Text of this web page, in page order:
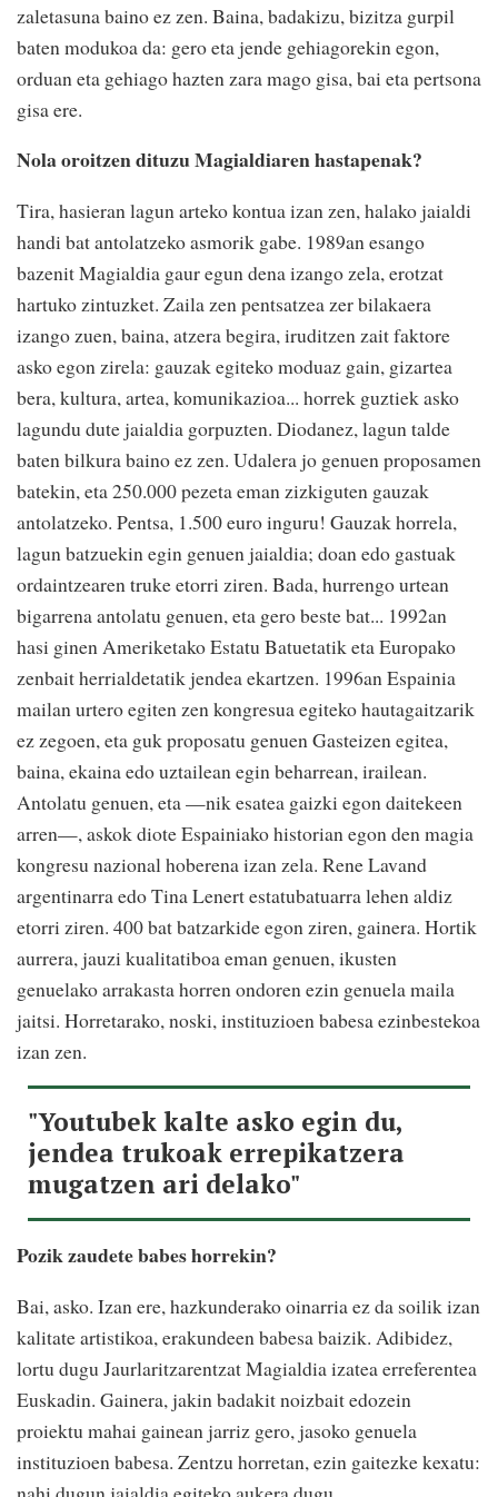
zaletasuna baino ez zen. Baina, badakizu, bizitza gurpil
baten modukoa da: gero eta jende gehiagorekin egon,
orduan eta gehiago hazten zara mago gisa, bai eta pertsona
gisa ere.
Nola oroitzen dituzu Magialdiaren hastapenak?
Tira, hasieran lagun arteko kontua izan zen, halako jaialdi
handi bat antolatzeko asmorik gabe. 1989an esango
bazenit Magialdia gaur egun dena izango zela, erotzat
hartuko zintuzket. Zaila zen pentsatzea zer bilakaera
izango zuen, baina, atzera begira, iruditzen zait faktore
asko egon zirela: gauzak egiteko moduaz gain, gizartea
bera, kultura, artea, komunikazioa... horrek guztiek asko
lagundu dute jaialdia gorpuzten. Diodanez, lagun talde
baten bilkura baino ez zen. Udalera jo genuen proposamen
batekin, eta 250.000 pezeta eman zizkiguten gauzak
antolatzeko. Pentsa, 1.500 euro inguru! Gauzak horrela,
lagun batzuekin egin genuen jaialdia; doan edo gastuak
ordaintzearen truke etorri ziren. Bada, hurrengo urtean
bigarrena antolatu genuen, eta gero beste bat... 1992an
hasi ginen Ameriketako Estatu Batuetatik eta Europako
zenbait herrialdetatik jendea ekartzen. 1996an Espainia
mailan urtero egiten zen kongresua egiteko hautagaitzarik
ez zegoen, eta guk proposatu genuen Gasteizen egitea,
baina, ekaina edo uztailean egin beharrean, irailean.
Antolatu genuen, eta —nik esatea gaizki egon daitekeen
arren—, askok diote Espainiako historian egon den magia
kongresu nazional hoberena izan zela. Rene Lavand
argentinarra edo Tina Lenert estatubatuarra lehen aldiz
etorri ziren. 400 bat batzarkide egon ziren, gainera. Hortik
aurrera, jauzi kualitatiboa eman genuen, ikusten
genuelako arrakasta horren ondoren ezin genuela maila
jaitsi. Horretarako, noski, instituzioen babesa ezinbestekoa
izan zen.
"Youtubek kalte asko egin du,
jendea trukoak errepikatzera
mugatzen ari delako"
Pozik zaudete babes horrekin?
Bai, asko. Izan ere, hazkunderako oinarria ez da soilik izan
kalitate artistikoa, erakundeen babesa baizik. Adibidez,
lortu dugu Jaurlaritzarentzat Magialdia izatea erreferentea
Euskadin. Gainera, jakin badakit noizbait edozein
proiektu mahai gainean jarriz gero, jasoko genuela
instituzioen babesa. Zentzu horretan, ezin gaitezke kexatu: